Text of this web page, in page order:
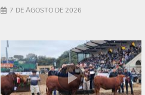
7 DE AGOSTO DE 2026